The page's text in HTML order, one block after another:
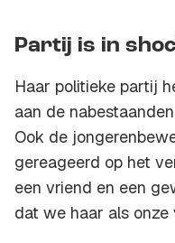
Partij is in
Haar politieke partij
aan de
Ook de
gereageerd op het
een vriend en een
dat we haar als onze